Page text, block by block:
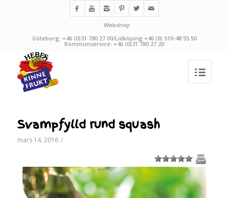
Webshop
Göteborg: +46 (0)31 780 27 00/Lidköping:+46 (0) 510-48 55 50
Kommunservice: +46 (0)31 780 27 20
Svampfylld rund squash
mars 14, 2016 /
1 2 3 4 5